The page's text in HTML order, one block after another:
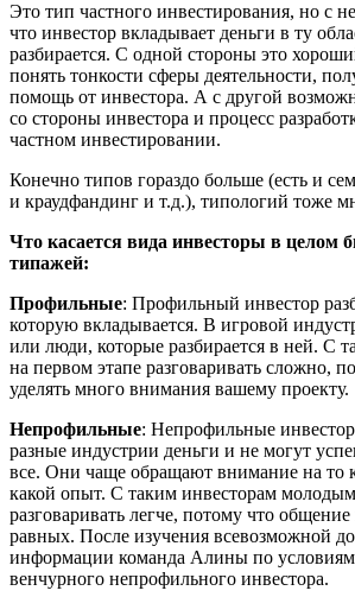
Это тип частного инвестирования, но с
что инвестор вкладывает деньги в ту
разбирается. С одной стороны это
понять тонкости сферы деятельности,
помощь от инвестора. А с другой
со стороны инвестора и процесс
частном инвестировании.
Конечно типов гораздо больше (есть и
и краудфандинг и т.д.), типологий тоже
Что касается вида инвесторы в целом
типажей:
Профильные: Профильный инвестор
которую вкладывается. В игровой
или люди, которые разбирается в ней. С
на первом этапе разговаривать сложно,
уделять много внимания вашему проекту.
Непрофильные: Непрофильные
разные индустрии деньги и не могут
все. Они чаще обращают внимание на то
какой опыт. С таким инвесторам
разговаривать легче, потому что
равных. После изучения всевозможной
информации команда Алины по условиям
венчурного непрофильного инвестора.